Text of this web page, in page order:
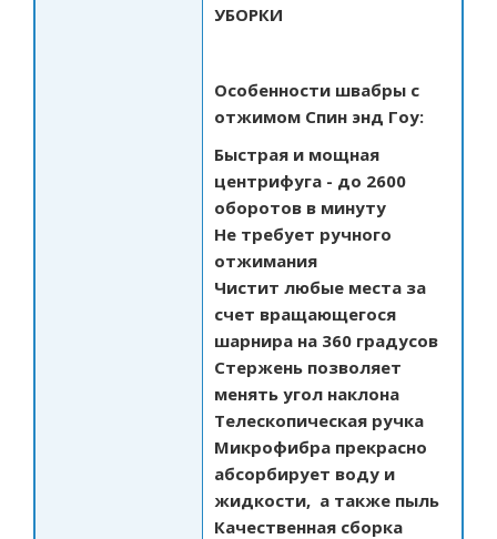
УБОРКИ
Особенности швабры с
отжимом Спин энд Гоу:
Быстрая и мощная
центрифуга - до 2600
оборотов в минуту
Не требует ручного
отжимания
Чистит любые места за
счет вращающегося
шарнира на 360 градусов
Стержень позволяет
менять угол наклона
Телескопическая ручка
Микрофибра прекрасно
абсорбирует воду и
жидкости, а также пыль
Качественная сборка